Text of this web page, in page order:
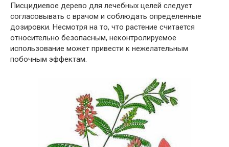
Писцидиевое дерево для лечебных целей следует
согласовывать с врачом и соблюдать определенные
дозировки. Несмотря на то, что растение считается
относительно безопасным, неконтролируемое
использование может привести к нежелательным
побочным эффектам.